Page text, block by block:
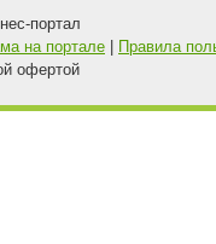
портал
на портале
Правила
офертой